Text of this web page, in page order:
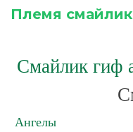
Племя
Смайлик гиф
Ангелы